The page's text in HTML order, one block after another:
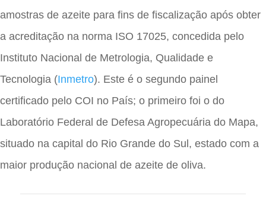
amostras de azeite para fins de fiscalização após obter
a acreditação na norma ISO 17025, concedida pelo
Instituto Nacional de Metrologia, Qualidade e
Tecnologia (Inmetro). Este é o segundo painel
certificado pelo COI no País; o primeiro foi o do
Laboratório Federal de Defesa Agropecuária do Mapa,
situado na capital do Rio Grande do Sul, estado com a
maior produção nacional de azeite de oliva.